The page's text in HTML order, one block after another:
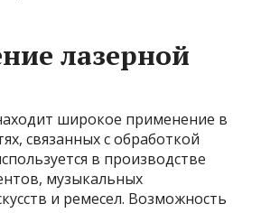
лазерной
широкое применение в
связанных с обработкой
в производстве
музыкальных
и ремесел. Возможность